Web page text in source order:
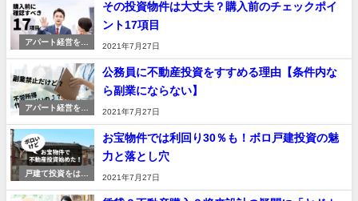
アパート経営を始
その投資物件は大丈夫？購入前のチェックポイ
ント17項目
2021年7月27日
アパート経営を始
公務員に不動産投資をすすめる理由【条件内な
ら副業にならない】
2021年7月27日
戸建て投資をはじ
お宝物件では利回り30％も！ボロ戸建投資の魅
力と落とし穴
2021年7月27日